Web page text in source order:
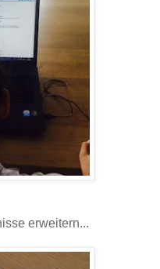
erweitern...